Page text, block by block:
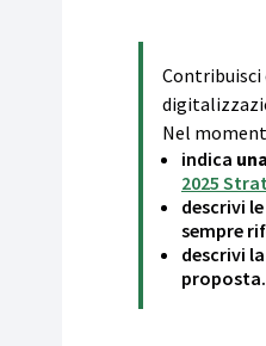
Contribuisci
Nel
indica
2025
descrivi
sempre
descrivi
proposta.